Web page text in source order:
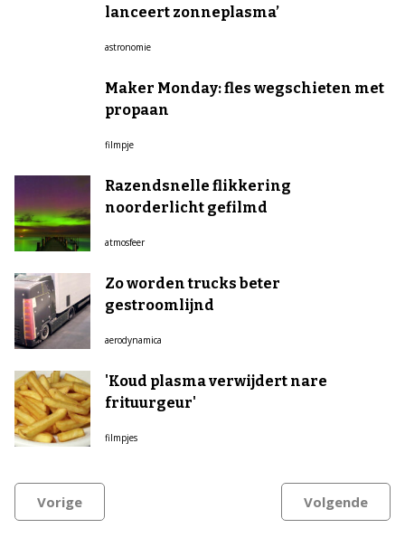
lanceert zonneplasma’
astronomie
Maker Monday: fles wegschieten met
propaan
filmpje
Razendsnelle flikkering
noorderlicht gefilmd
atmosfeer
Zo worden trucks beter
gestroomlijnd
aerodynamica
'Koud plasma verwijdert nare
frituurgeur'
filmpjes
Vorige Volgende